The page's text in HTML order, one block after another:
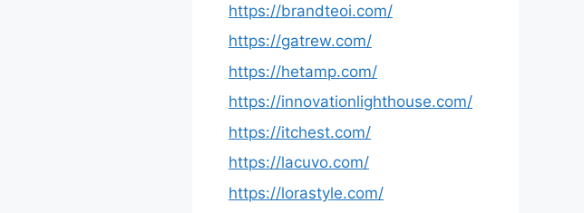
https://brandteoi.com/
https://gatrew.com/
https://hetamp.com/
https://innovationlighthouse.com/
https://itchest.com/
https://lacuvo.com/
https://lorastyle.com/